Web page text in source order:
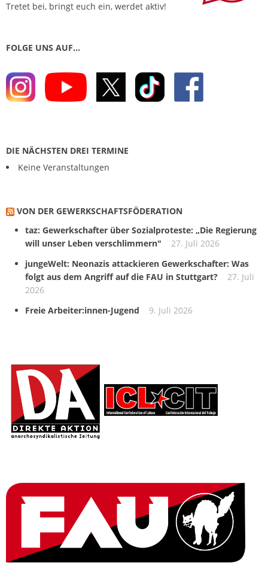
Tretet bei, bringt euch ein, werdet aktiv!
FOLGE UNS AUF…
DIE NÄCHSTEN DREI TERMINE
Keine Veranstaltungen
VON DER GEWERKSCHAFTS­FÖDERATION
taz: Gewerkschafter über Sozialproteste: „Die Regierung
will unser Leben verschlimmern"
27. Juli 2026
jungeWelt: Neonazis attackieren Gewerkschafter: Was
folgt aus dem Angriff auf die FAU in Stuttgart?
27. Juli
2026
Freie Arbeiter:innen-Jugend
9. Juli 2026